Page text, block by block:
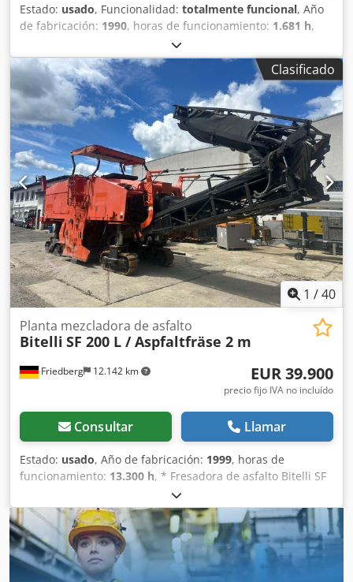
Estado: usado, Funcionalidad: totalmente funcional, Año
de fabricación: 1990, horas de funcionamiento: 1.681 h,
Rulo tándem Bitelli DTV100 Grifone Peso operativo: 10.000
kg Tipo de motor: Deutz BF4L 913 Turbo Doble tracción
Vibración hidrostática en ambos rodillos Ancho de
compactación: 1.680 mm Horas de trabajo: 1.901 Dsdezr E
Afspfx Ah Dekr Buen estado general ACEPTAMOS
VEHÍCULOS EN PARTE DE PAGO DE TODAS LAS MARCAS:
MAN, MERCEDES, DAF, RENAULT, VOLVO, SCANIA, CON
EQUIPAMIENTO CIFA, SERMAC, PUTZMEISTER; O
MAQUINARIA DE MOVIMIENTO DE TIERRAS CATERPILLAR,
FIAT HITACHI, KOMATSU.
Clasificado
1 /40
Friedberg 12.142 km
Planta mezcladora de asfalto
Bitelli SF 200 L / Aspfaltfräse 2 m
EUR 39.900
precio fijo IVA no incluído
Consultar Llamar
Estado: usado, Año de fabricación: 1999, horas de
funcionamiento: 13.300 h, * Fresadora de asfalto Bitelli SF
200 * Año de fabricación: 1999 Dksdpozm Epbofx Ah Djr *
Horas de funcionamiento: 13.000 h * Motor MB * Ancho de
fresado: 2 m * Cinta transportadora plegable, accionada
hidráulicamente * Peso: 29.000 kg * Más imágenes y
vídeos disponibles a través de WhatsApp * La información
se ofrece sin garantía y está sujeta a posibles ventas